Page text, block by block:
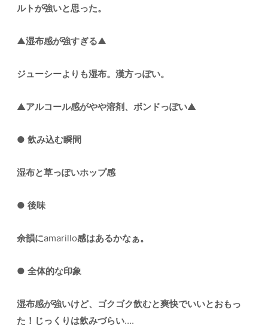
ルトが強いと思った。
▲湿布感が強すぎる▲
ジューシーよりも湿布。漢方っぽい。
▲アルコール感がやや溶剤、ボンドっぽい▲
● 飲み込む瞬間
湿布と草っぽいホップ感
● 後味
余韻にamarillo感はあるかなぁ。
● 全体的な印象
湿布感が強いけど、ゴクゴク飲むと爽快でいいとおもっ
た！じっくりは飲みづらい….